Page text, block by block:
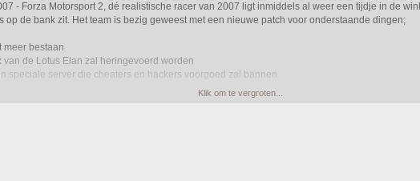
- Forza Motorsport 2, dé realistische racer van 2007 ligt inmiddels al weer een tijdje in de
op de bank zit. Het team is bezig geweest met een nieuwe patch voor onderstaande dingen;
meer bestaan
van de Lotus Elan zal heringevoerd worden
speciale server die cheaters en hackers voorgoed zal bannen
er doorstaat momenteel het welbekende certificatieproces. Verwacht dus binnenkort een
Klik om te vergroten...